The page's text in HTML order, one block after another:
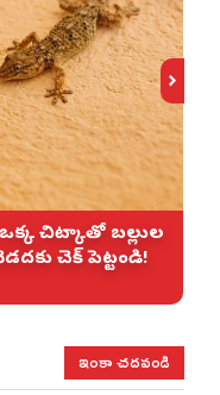
చిట్కాతో బల్లుల
చెక్ పెట్టండి!
ఇంకా చదవండి